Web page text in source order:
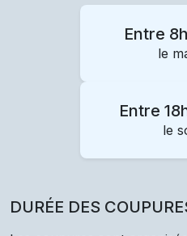
Entre
le
Entre
le
DURÉE DES